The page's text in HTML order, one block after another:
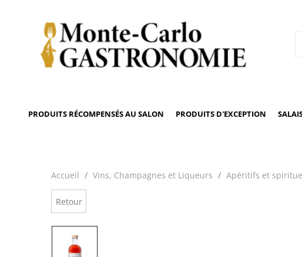
PRODUITS RÉCOMPENSÉS AU SALON PRODUITS D'EXCEPTION
Accueil Vins, Champagnes et Liqueurs Apéritifs et
Retour